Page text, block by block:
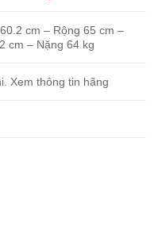
cm – Rộng 65 cm –
cm – Nặng 64 kg
Xem thông tin hãng